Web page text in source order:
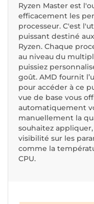
Ryzen Master est
efficacement les
processeur. C'est
puissant destiné
Ryzen. Chaque
au niveau du
puissiez
goût. AMD fournit
pour accéder à ce
vue de base vous
automatiquement
manuellement la
souhaitez
visibilité sur les
comme la
CPU.